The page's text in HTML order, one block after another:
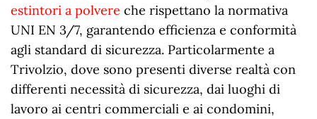
estintori a polvere che rispettano la normativa
UNI EN 3/7, garantendo efficienza e conformità
agli standard di sicurezza. Particolarmente a
Trivolzio, dove sono presenti diverse realtà con
differenti necessità di sicurezza, dai luoghi di
lavoro ai centri commerciali e ai condomini,